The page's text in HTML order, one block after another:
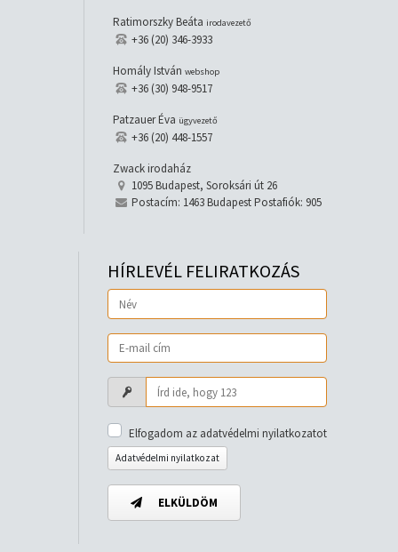
Ratimorszky Beáta irodavezető
+36 (20) 346-3933
Homály István webshop
+36 (30) 948-9517
Patzauer Éva ügyvezető
+36 (20) 448-1557
Zwack irodaház
1095 Budapest, Soroksári út 26
Postacím: 1463 Budapest Postafiók: 905
HÍRLEVÉL FELIRATKOZÁS
Elfogadom az adatvédelmi nyilatkozatot
Adatvédelmi nyilatkozat
ELKÜLDÖM